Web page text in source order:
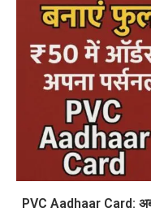
PVC Aadhaar Card: अब